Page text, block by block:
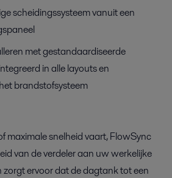
scheidingssysteem vanuit een
met gestandaardiseerde
in alle layouts en
brandstofsysteem
maximale snelheid vaart, FlowSync
van de verdeler aan uw werkelijke
ervoor dat de dagtank tot een